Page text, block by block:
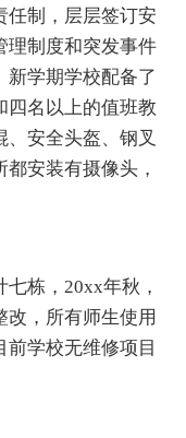
任制，层层签订安
理制度和突发事件
新学期学校配备了
四名以上的值班教
、安全头盔、钢叉
安装有摄像头，
栋，20xx年秋，
，所有师生使用
学校无维修项目